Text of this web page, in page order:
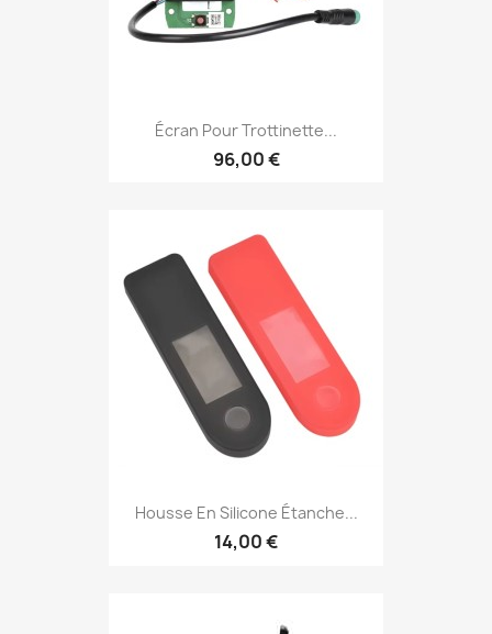
Écran Pour Trottinette...
96,00 €
Housse En Silicone Étanche...
14,00 €